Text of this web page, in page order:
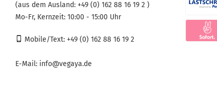
(aus dem Ausland: +49 (0) 162 88 16 19 2 )
Mo-Fr, Kernzeit: 10:00 - 15:00 Uhr
Mobile/Text: +49 (0) 162 88 16 19 2
E-Mail: info@vegaya.de